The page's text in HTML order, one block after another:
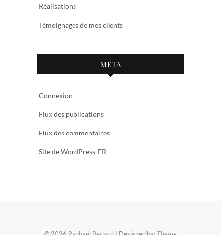
Réalisations
Témoignages de mes clients
MÉTA
Connexion
Flux des publications
Flux des commentaires
Site de WordPress-FR
© 2026 Raphaël Berland | Designed by:Theme